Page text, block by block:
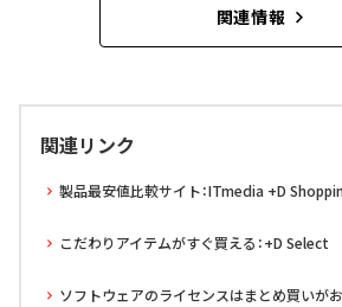
関連情報
関連リンク
製品最安値比較サイト：ITmedia +D
こだわりアイテムがすぐ買える：+D Select
ソフトウェアのライセンスはまとめ買いがお